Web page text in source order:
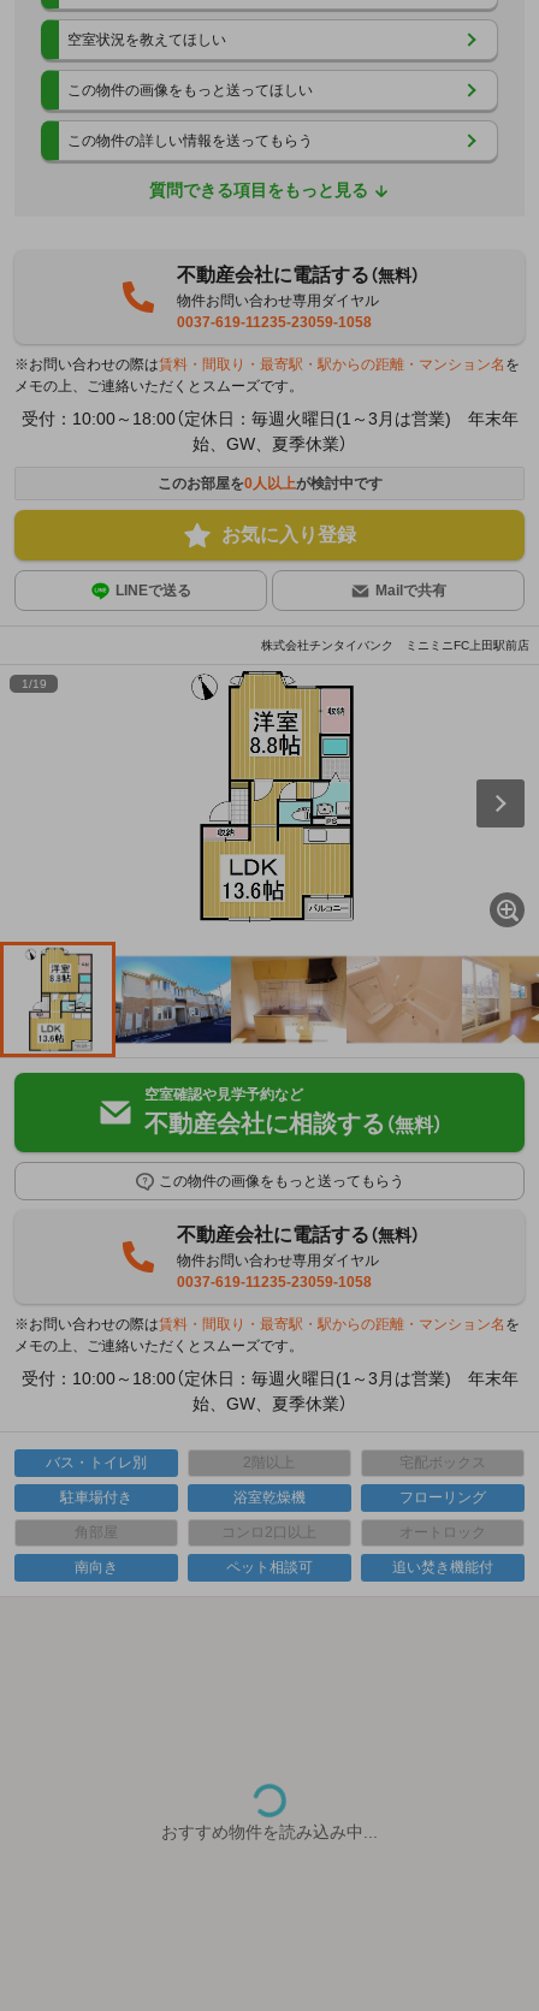
空室状況を教えてほしい
この物件の画像をもっと送ってほしい
この物件の詳しい情報を送ってもらう
質問できる項目をもっと見る
不動産会社に電話する（無料）
物件お問い合わせ専用ダイヤル
0037-619-11235-23059-1058
※お問い合わせの際は賃料・間取り・最寄駅・駅からの距離・マンション名 を
メモの上、ご連絡いただくとスムーズです。
受付：10:00～18:00（定休日：毎週火曜日(1～3月は営業) 年末年
始、GW、夏季休業）
このお部屋を0人以上が検討中です
お気に入り登録
LINEで送る Mailで共有
株式会社チンタイバンク ミニミニFC上田駅前店
1/19
空室確認や見学予約など
不動産会社に相談する （無料）
この物件の画像をもっと送ってもらう
不動産会社に電話する（無料）
物件お問い合わせ専用ダイヤル
0037-619-11235-23059-1058
※お問い合わせの際は賃料・間取り・最寄駅・駅からの距離・マンション名 を
メモの上、ご連絡いただくとスムーズです。
受付：10:00～18:00（定休日：毎週火曜日(1～3月は営業) 年末年
始、GW、夏季休業）
バス・トイレ別 2階以上 宅配ボックス
駐車場付き 浴室乾燥機 フローリング
角部屋 コンロ2口以上 オートロック
南向き ペット相談可 追い焚き機能付
おすすめ物件を読み込み中...